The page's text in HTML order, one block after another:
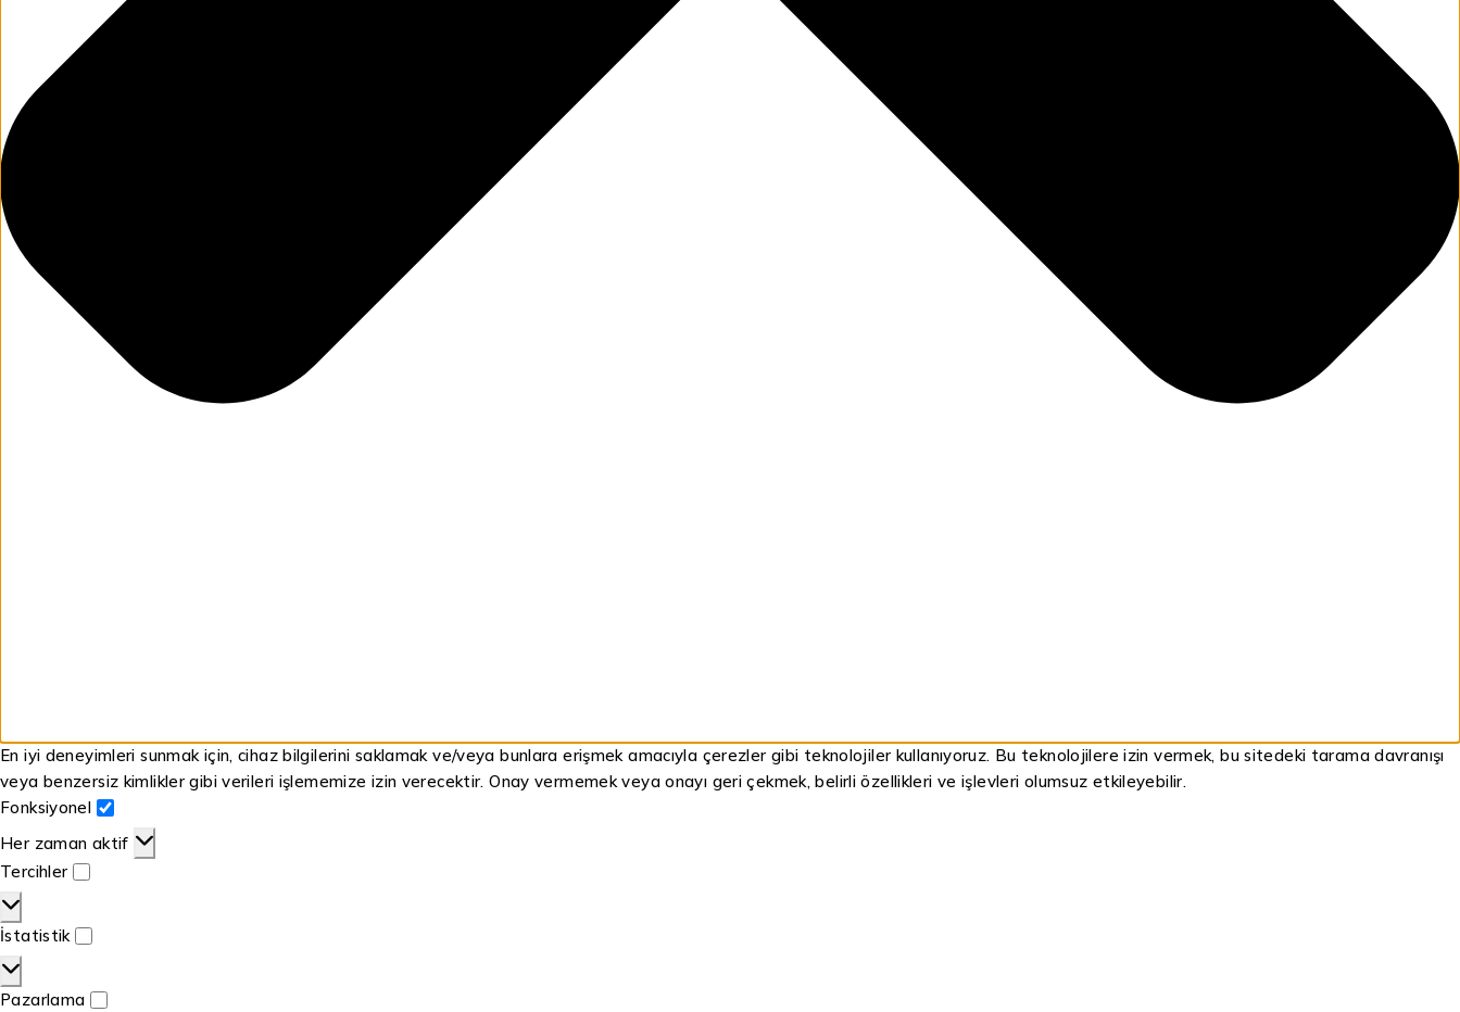
En iyi deneyimleri sunmak için, cihaz bilgilerini saklamak ve/veya bunlara erişmek amacıyla çerezler gibi teknolojiler kullanıyoruz. Bu teknolojilere izin vermek, bu sitedeki tarama davranışı
veya benzersiz kimlikler gibi verileri işlememize izin verecektir. Onay vermemek veya onayı geri çekmek, belirli özellikleri ve işlevleri olumsuz etkileyebilir.
Fonksiyonel
Her zaman aktif
Tercihler
İstatistik
Pazarlama